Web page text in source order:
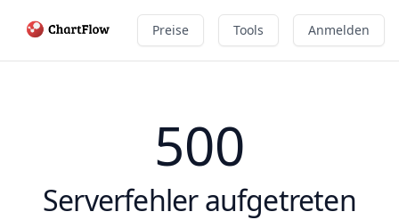
Preise Tools Anmelden
500
Serverfehler aufgetreten